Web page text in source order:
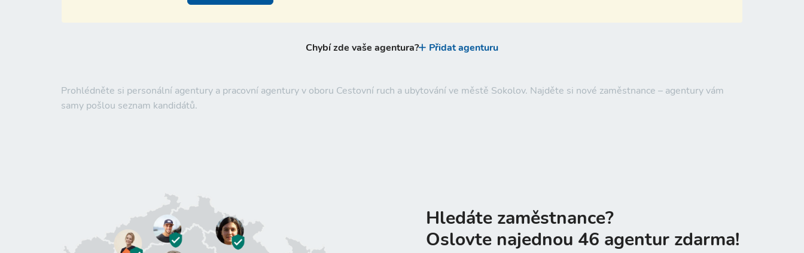
Prohlédněte si personální agentury a pracovní agentury v oboru Cestovní ruch a ubytování ve městě Sokolov. Najděte si nové zaměstnance – agentury vám
samy pošlou seznam kandidátů.
Chybí zde vaše agentura? Přidat agenturu
Hledáte zaměstnance?
Oslovte najednou 46 agentur zdarma!